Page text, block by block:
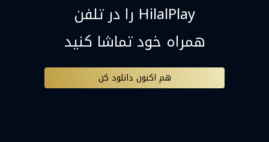
HilalPlay را در تلفن
همراه خود تماشا کنید
هم اکنون دانلود کن